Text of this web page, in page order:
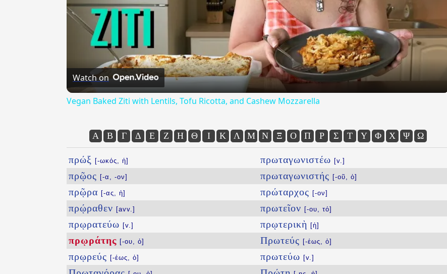
Video
Watch on
Vegan Baked Ziti with Lentils, Tofu Ricotta, and Cashew Mozzarella
Α Β Γ Δ Ε Ζ Η Θ Ι Κ Λ Μ Ν Ξ Ο Π Ρ Σ Τ Υ Φ Χ Ψ Ω
πρώξ [-ωκός, ἡ]
πρῷος [-α, -ον]
πρῷρα [-ας, ἡ]
πρῴραθεν [avv.]
πρῳρατεύω [v.]
πρῳράτης [-ου, ὁ]
πρῳρεύς [-έως, ὁ]
πρωταγωνιστέω [v.]
πρωταγωνιστής [-οῦ, ὁ]
πρώταρχος [-ον]
πρωτεῖον [-ου, τό]
πρῳτερικὴ [ἡ]
Πρωτεύς [-έως, ὁ]
πρωτεύω [v.]